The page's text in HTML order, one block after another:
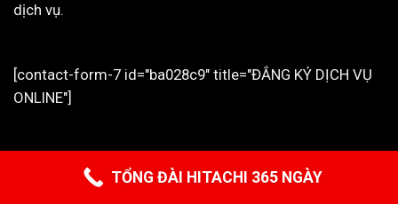
dịch vụ.
[contact-form-7 id="ba028c9" title="ĐẮNG KÝ DỊCH VỤ
ONLINE"]
TỔNG ĐÀI HITACHI 365 NGÀY